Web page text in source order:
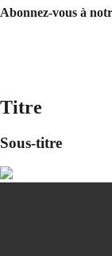
Abonnez-vous à
Titre
Sous-titre